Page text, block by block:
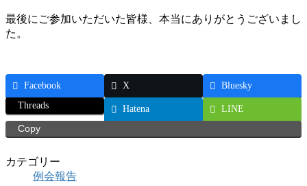
最後にご参加いただいた皆様、本当にありがとうございまし
た。
Facebook X
Bluesky
Threads
Hatena
LINE
Copy
カテゴリー
例会報告